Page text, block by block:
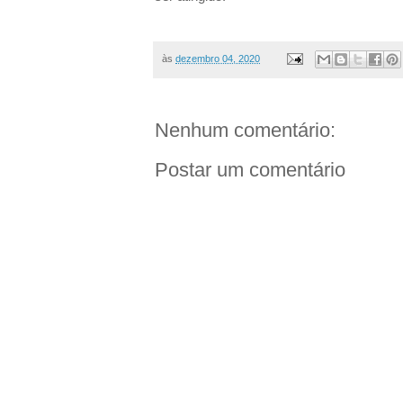
às dezembro 04, 2020
Nenhum comentário:
Postar um comentário